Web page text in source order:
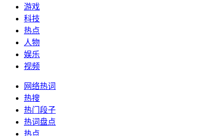
游戏
科技
热点
人物
娱乐
视频
网络热词
热搜
热门段子
热词盘点
热点